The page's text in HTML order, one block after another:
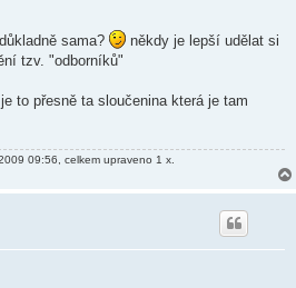
sama?
někdy je lepší udělat si
tzv. "odborníků"
to přesně ta sloučenina která je tam
09:56, celkem upraveno 1 x.